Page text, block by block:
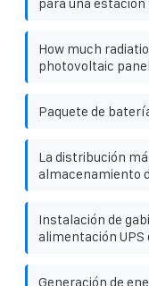
How much
photovoltaic
Paquete de
La distribución
almacenamiento
Instalación de
alimentación UPS
Generación de